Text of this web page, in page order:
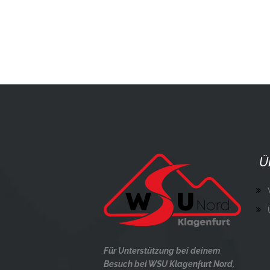
Für Unterstützung bei deinem
Besuch bei WSU Klagenfurt Nord,